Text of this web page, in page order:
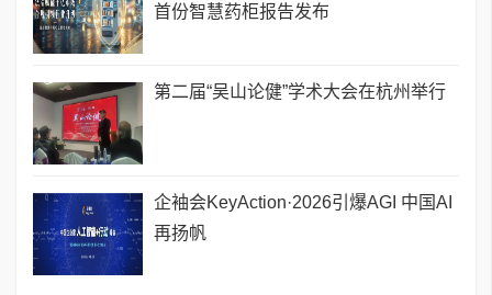
首份智慧药柜报告发布
第二届“吴山论健”学术大会在杭州举行
企袖会KeyAction·2026引爆AGI 中国AI
再扬帆